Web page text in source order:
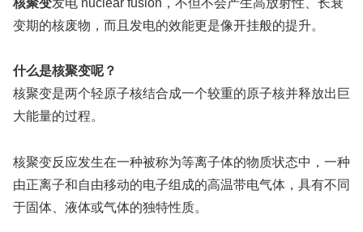
变期的核废物，而且发电的效能更是像开挂般的提升。
什么是核聚变呢？
核聚变是两个轻原子核结合成一个较重的原子核并释放出巨
大能量的过程。
核聚变反应发生在一种被称为等离子体的物质状态中，一种
由正离子和自由移动的电子组成的高温带电气体，具有不同
于固体、液体或气体的独特性质。